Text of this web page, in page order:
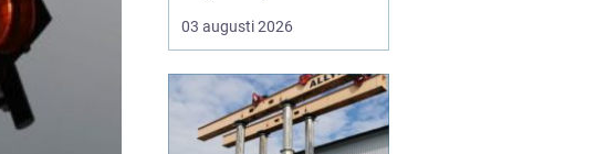
entreprenad, skog och
lantbruk. När de stannar,
genomtänkt
maskinservice intebara
en kostnad, utan ett sätt
03 augusti 2026